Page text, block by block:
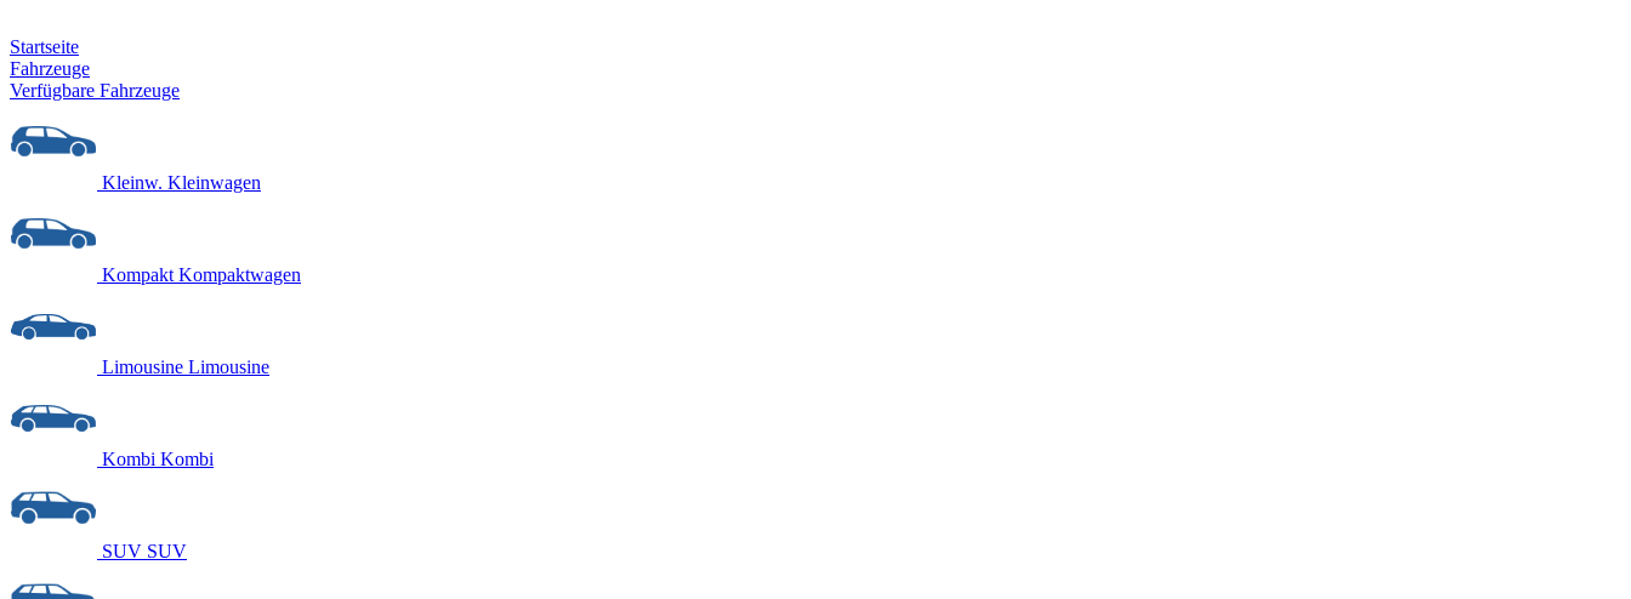
Startseite
Fahrzeuge
Verfügbare Fahrzeuge
Kleinw. Kleinwagen
Kompakt Kompaktwagen
Limousine Limousine
Kombi Kombi
SUV SUV